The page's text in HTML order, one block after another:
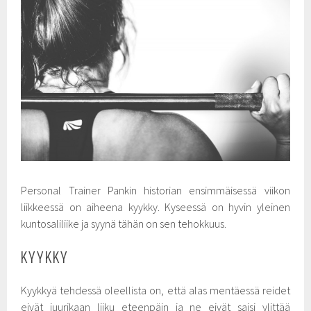
Personal Trainer Pankin historian ensimmäisessä viikon
liikkeessä on aiheena kyykky. Kyseessä on hyvin yleinen
kuntosaliliike ja syynä tähän on sen tehokkuus.
KYYKKY
Kyykkyä tehdessä oleellista on, että alas mentäessä reidet
eivät juurikaan liiku eteenpäin ja ne eivät saisi ylittää